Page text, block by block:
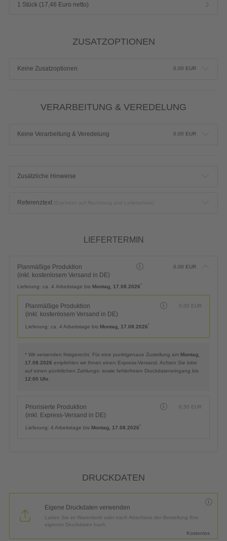
1 Stück (17,46 Euro netto)
ZUSATZOPTIONEN
Keine Zusatzoptionen 0,00 EUR
VERARBEITUNG & VEREDELUNG
Keine Verarbeitung & Veredelung 0,00 EUR
Zusätzliche Hinweise
Referenztext
LIEFERTERMIN
Planmäßige Produktion
(inkl. kostenlosem Versand in DE)
0,00 EUR
Lieferung: ca. 4 Arbeitstage bis Montag, 17.08.2026*
Planmäßige Produktion
(inkl. kostenlosem Versand in DE)
0,00 EUR
Lieferung: ca. 4 Arbeitstage bis Montag, 17.08.2026*
* Wir versenden fristgerecht. Für eine punktgenaue Zustellung am Montag,
17.08.2026 empfehlen wir Ihnen einen Express-Versand. Achten Sie bitte
auf einen pünktlichen Zahlungs- sowie fehlerfreien Druckdateneingang bis
12:00 Uhr
Priorisierte Produktion
(inkl. Express-Versand in DE)
6,50 EUR
Lieferung: 4 Arbeitstage bis Montag, 17.08.2026*
DRUCKDATEN
Eigene Druckdaten verwenden
Laden Sie im Warenkorb oder nach Abschluss der Bestellung Ihre
eigenen Druckdaten hoch.
Kostenlos